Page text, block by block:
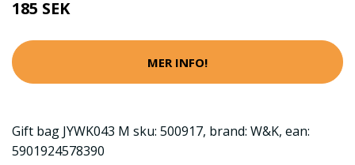
185 SEK
MER INFO!
Gift bag JYWK043 M sku: 500917, brand: W&K, ean:
5901924578390